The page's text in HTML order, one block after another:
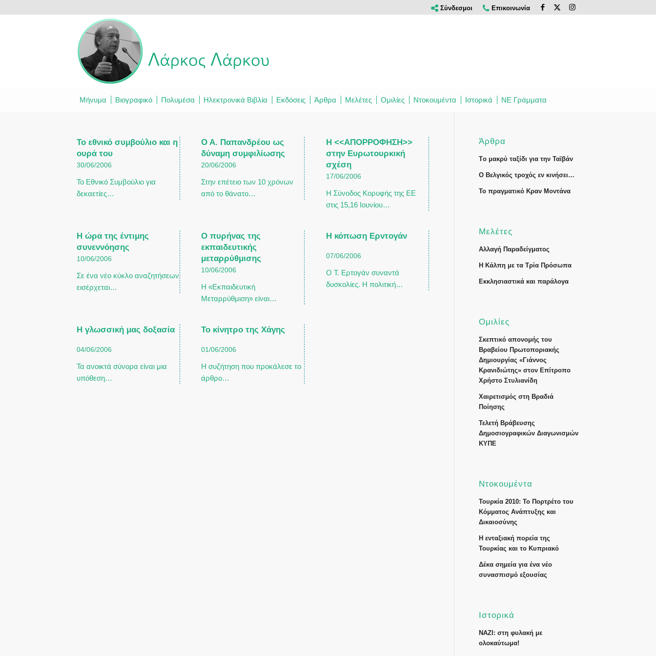
Σύνδεσμοι Επικοινωνία
Μήνυμα Βιογραφικό Πολυμέσα Ηλεκτρονικά Βιβλία Εκδόσεις Άρθρα Μελέτες Ομιλίες Ντοκουμέντα Ιστορικά ΝΕ Γράμματα
Το εθνικό συμβούλιο και η
ουρά του
30/06/2006
To Eθνικό Συμβούλιο για
δεκαετίες…
Ο Α. Παπανδρέου ως
δύναμη συμφιλίωσης
20/06/2006
Στην επέτειο των 10 χρόνων
από το θάνατο…
Η <<ΑΠΟΡΡΟΦΗΣΗ>>
στην Ευρωτουρκική
σχέση
17/06/2006
Η Σύνοδος Κορυφής της ΕΕ
στις 15,16 Ιουνίου…
Η ώρα της έντιμης
συνεννόησης
10/06/2006
Σε ένα νέο κύκλο αναζητήσεων
εισέρχεται…
Ο πυρήνας της
εκπαιδευτικής
μεταρρύθμισης
10/06/2006
Η «Εκπαιδευτική
Μεταρρύθμιση» είναι…
Η κόπωση Ερντογάν
07/06/2006
Ο Τ. Ερτογάν συναντά
δυσκολίες. Η πολιτική…
Η γλωσσική μας δοξασία
04/06/2006
Τα ανοικτά σύνορα είναι μια
υπόθεση…
Το κίνητρο της Χάγης
01/06/2006
Η συζήτηση που προκάλεσε το
άρθρο…
Άρθρα
Tο μακρύ ταξίδι για την Ταϊβάν
Ο Βελγικός τροχός εν κινήσει…
Το πραγματικό Κραν Μοντάνα
Μελέτες
Αλλαγή Παραδείγματος
Η Κάλπη με τα Τρία Πρόσωπα
Εκκλησιαστικά και παράλογα
Ομιλίες
Σκεπτικό απονομής του
Βραβείου Πρωτοποριακής
Δημιουργίας «Γιάννος
Κρανιδιώτης» στον Επίτροπο
Χρήστο Στυλιανίδη
Χαιρετισμός στη Βραδιά
Ποίησης
Τελετή Βράβευσης
Δημοσιογραφικών Διαγωνισμών
ΚΥΠΕ
Ντοκουμέντα
Τουρκία 2010: Το Πορτρέτο του
Κόμματος Ανάπτυξης και
Δικαιοσύνης
Η ενταξιακή πορεία της
Τουρκίας και το Κυπριακό
Δέκα σημεία για ένα νέο
συνασπισμό εξουσίας
Ιστορικά
ΝΑΖΙ: στη φυλακή με
ολοκαύτωμα!